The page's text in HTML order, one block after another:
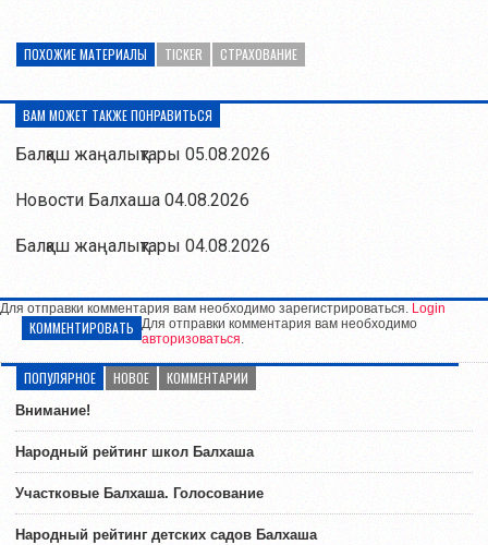
ПОХОЖИЕ МАТЕРИАЛЫ TICKER СТРАХОВАНИЕ
ВАМ МОЖЕТ ТАКЖЕ ПОНРАВИТЬСЯ
Балқаш жаңалықтары 05.08.2026
Новости Балхаша 04.08.2026
Балқаш жаңалықтары 04.08.2026
Для отправки комментария вам необходимо зарегистрироваться. Login
КОММЕНТИРОВАТЬ Для отправки комментария вам необходимо
авторизоваться.
ПОПУЛЯРНОЕ НОВОЕ КОММЕНТАРИИ
Внимание!
Народный рейтинг школ Балхаша
Участковые Балхаша. Голосование
Народный рейтинг детских садов Балхаша